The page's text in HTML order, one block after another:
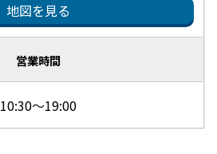
地図を見る
営業時間
10:30～19:00